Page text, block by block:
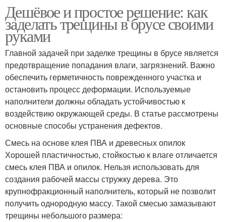
Дешёвое и простое решение: как
заделать трещины в брусе своими
руками
Главной задачей при заделке трещины в брусе является
предотвращение попадания влаги, загрязнений. Важно
обеспечить герметичность поврежденного участка и
остановить процесс деформации. Используемые
наполнители должны обладать устойчивостью к
воздействию окружающей среды. В статье рассмотрены
основные способы устранения дефектов.
Смесь на основе клея ПВА и древесных опилок
Хорошей пластичностью, стойкостью к влаге отличается
смесь клея ПВА и опилок. Нельзя использовать для
создания рабочей массы стружку дерева. Это
крупнофракционный наполнитель, который не позволит
получить однородную массу. Такой смесью замазывают
трещины небольшого размера: